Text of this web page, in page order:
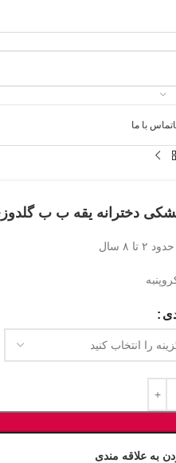
تماس با ما
دخترانه یقه ب ب گلدوزی(۲ تا ۸
۸ سال
به علاقه مندی